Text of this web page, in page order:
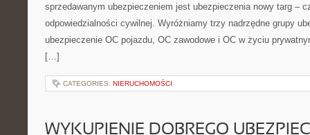
sprzedawanym ubezpieczeniem jest ubezpieczenia nowy targ –
odpowiedzialności cywilnej. Wyróżniamy trzy nadrzędne grupy
ubezpieczenie OC pojazdu, OC zawodowe i OC w życiu
[…]
CATEGORIES: NIERUCHOMOŚCI
WYKUPIENIE DOBREGO